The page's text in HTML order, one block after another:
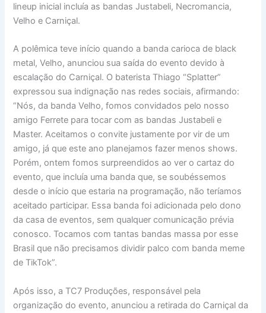
lineup inicial incluía as bandas Justabeli, Necromancia,
Velho e Carniçal.
A polêmica teve início quando a banda carioca de black
metal, Velho, anunciou sua saída do evento devido à
escalação do Carniçal. O baterista Thiago “Splatter”
expressou sua indignação nas redes sociais, afirmando:
“Nós, da banda Velho, fomos convidados pelo nosso
amigo Ferrete para tocar com as bandas Justabeli e
Master. Aceitamos o convite justamente por vir de um
amigo, já que este ano planejamos fazer menos shows.
Porém, ontem fomos surpreendidos ao ver o cartaz do
evento, que incluía uma banda que, se soubéssemos
desde o início que estaria na programação, não teríamos
aceitado participar. Essa banda foi adicionada pelo dono
da casa de eventos, sem qualquer comunicação prévia
conosco. Tocamos com tantas bandas massa por esse
Brasil que não precisamos dividir palco com banda meme
de TikTok”.
Após isso, a TC7 Produções, responsável pela
organização do evento, anunciou a retirada do Carniçal da